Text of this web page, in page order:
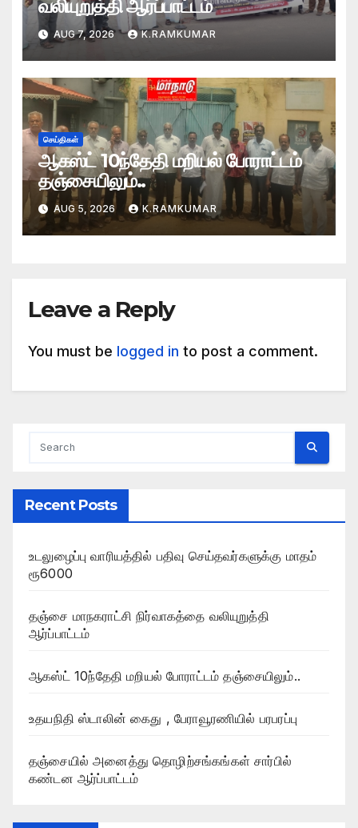
வலியுறுத்தி ஆர்ப்பாட்டம்
AUG 7, 2026 K.RAMKUMAR
செய்திகள்
ஆகஸ்ட் 10ந்தேதி மறியல் போராட்டம்
தஞ்சையிலும்..
AUG 5, 2026 K.RAMKUMAR
Leave a Reply
You must be logged in to post a comment.
Recent Posts
உடலுழைப்பு வாரியத்தில் பதிவு செய்தவர்களுக்கு மாதம்
ரூ6000
தஞ்சை மாநகராட்சி நிர்வாகத்தை வலியுறுத்தி
ஆர்ப்பாட்டம்
ஆகஸ்ட் 10ந்தேதி மறியல் போராட்டம் தஞ்சையிலும்..
உதயநிதி ஸ்டாலின் கைது , பேராவூரணியில் பரபரப்பு
தஞ்சையில் அனைத்து தொழிற்சங்கங்கள் சார்பில்
கண்டன ஆர்ப்பாட்டம்